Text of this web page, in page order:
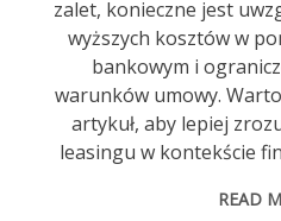
zalet, konieczne jest
wyższych kosztów w
bankowym i
warunków umowy.
artykuł, aby lepiej
leasingu w kontekście
READ